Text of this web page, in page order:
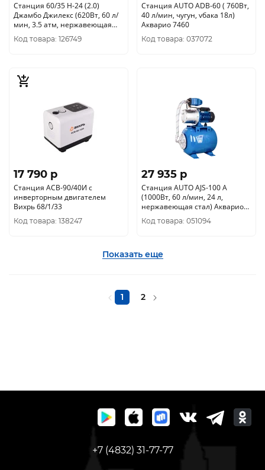
Станция 60/35 Н-24 (2.0)
Джамбо Джилекс (620Вт, 60 л/
мин, 3.5 атм, нержавеющая
сталь) 3012
Код товара: 126749
Станция AUTO ADB-60 ( 760Вт,
40 л/мин, чугун, vбака 18л)
Акварио 7460
Код товара: 037072
17 790 p
Станция АСВ-90/40И с
инверторным двигателем
Вихрь 68/1/33
Код товара: 138247
27 935 p
Станция AUTO AJS-100 А
(1000Вт, 60 л/мин, 24 л,
нержавеющая стал) Акварио
7717
Код товара: 051094
Показать еще
1 2
+7 (4832) 31-77-77